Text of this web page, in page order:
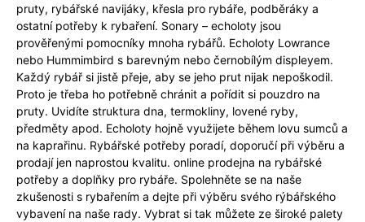
pruty, rybářské navijáky, křesla pro rybáře, podběráky a
ostatní potřeby k rybaření. Sonary – echoloty jsou
prověřenými pomocníky mnoha rybářů. Echoloty Lowrance
nebo Hummimbird s barevným nebo černobílým displeyem.
Každý rybář si jistě přeje, aby se jeho prut nijak nepoškodil.
Proto je třeba ho potřebně chránit a pořídit si pouzdro na
pruty. Uvidíte struktura dna, termokliny, lovené ryby,
předměty apod. Echoloty hojně využijete během lovu sumců a
na kaprařinu. Rybářské potřeby poradí, doporučí při výběru a
prodají jen naprostou kvalitu. online prodejna na rybářské
potřeby a doplňky pro rybáře. Spolehněte se na naše
zkušenosti s rybařením a dejte při výběru svého rýbářského
vybavení na naše rady. Vybrat si tak můžete ze široké palety